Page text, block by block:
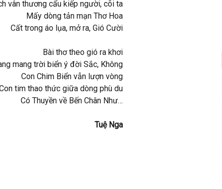
vân thương cẩu kiếp người, cõi ta
Mấy dòng tản mạn Thơ Hoa
Cất trong áo lụa, mở ra, Gió Cười
Bài thơ theo gió ra khơi
mang trời biển ý đời Sắc, Không
Con Chim Biển vẫn lượn vòng
tim thao thức giữa dòng phù du
Có Thuyền về Bến Chân Như…
Tuệ Nga